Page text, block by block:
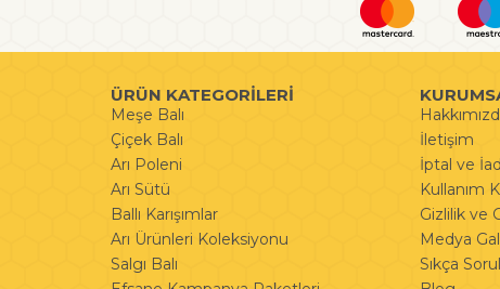
ÜRÜN KATEGORİLERİ
Meşe Balı
Çiçek Balı
Arı Poleni
Arı Sütü
Ballı Karışımlar
Arı Ürünleri Koleksiyonu
Salgı Balı
İletişim
İptal ve
Kullanım
Gizlilik ve
Medya
Sıkça